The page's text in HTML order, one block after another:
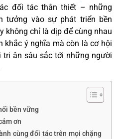
đối tác thân thiết – những
tưởng vào sự phát triển bền
không chỉ là dịp để cùng nhau
khắc ý nghĩa mà còn là cơ hội
tri ân sâu sắc tới những người
bền vững
ơn
cùng đối tác trên mọi chặng